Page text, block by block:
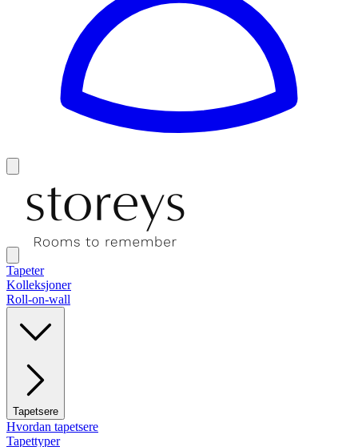
Tapeter
Kolleksjoner
Roll-on-wall
Tapetsere
Hvordan tapetsere
Tapettyper